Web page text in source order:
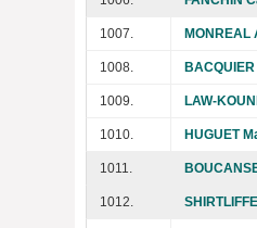
1007. MONREAL
1008.
1009. LAW-
1010. HUGUET
1011.
1012.